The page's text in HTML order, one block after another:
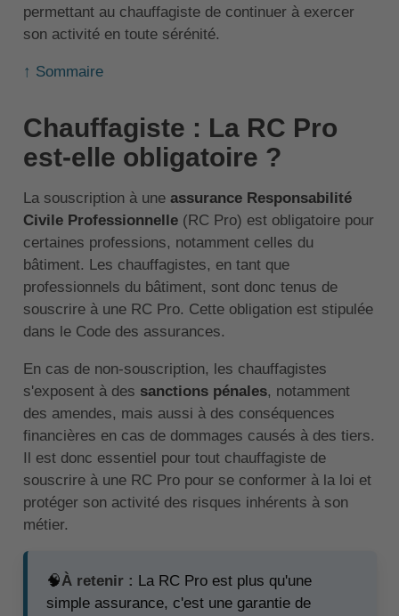
permettant au chauffagiste de continuer à exercer
son activité en toute sérénité.
↑ Sommaire
Chauffagiste : La RC Pro
est-elle obligatoire ?
La souscription à une assurance Responsabilité
Civile Professionnelle(RC Pro) est obligatoire pour
certaines professions, notamment celles du
bâtiment. Les chauffagistes, en tant que
professionnels du bâtiment, sont donc tenus de
souscrire à une RC Pro. Cette obligation est stipulée
dans le Code des assurances.
En cas de non-souscription, les chauffagistes
s'exposent à des sanctions pénales, notamment
des amendes, mais aussi à des conséquences
financières en cas de dommages causés à des tiers.
Il est donc essentiel pour tout chauffagiste de
souscrire à une RC Pro pour se conformer à la loi et
protéger son activité des risques inhérents à son
métier.
🧠À retenir : La RC Pro est plus qu'une
simple assurance, c'est une garantie de